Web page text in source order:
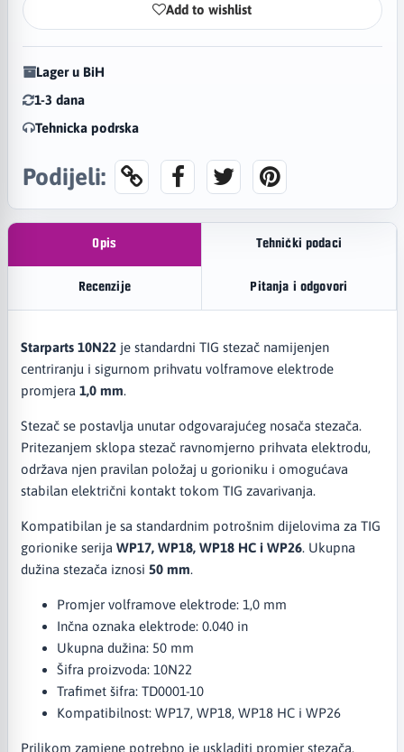
Add to wishlist
Lager u BiH
1-3 dana
Tehnicka podrska
Podijeli:
Opis Tehnički podaci
Recenzije Pitanja i odgovori
Starparts 10N22je standardni TIG stezač namijenjen
centriranju i sigurnom prihvatu volframove elektrode
promjera 1,0 mm.
Stezač se postavlja unutar odgovarajućeg nosača stezača.
Pritezanjem sklopa stezač ravnomjerno prihvata elektrodu,
održava njen pravilan položaj u gorioniku i omogućava
stabilan električni kontakt tokom TIG zavarivanja.
Kompatibilan je sa standardnim potrošnim dijelovima za TIG
gorionike serija WP17, WP18, WP18 HC i WP26. Ukupna
dužina stezača iznosi 50 mm.
Promjer volframove elektrode: 1,0 mm
Inčna oznaka elektrode: 0.040 in
Ukupna dužina: 50 mm
Šifra proizvoda: 10N22
Trafimet šifra: TD0001-10
Kompatibilnost: WP17, WP18, WP18 HC i WP26
Prilikom zamjene potrebno je uskladiti promjer stezača,